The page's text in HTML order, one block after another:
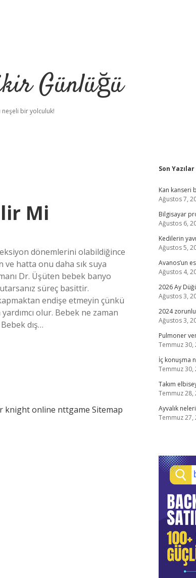
Günlüğü
neşeli bir yolculuk!
Mi
dönemlerini olabildiğince
ve hatta onu daha sık suya
Dr. Üşüten bebek banyo
süreç basittir.
endişe etmeyin çünkü
olur. Bebek ne zaman
dış…
knight online nttgame Sitemap
Son Yazılar
Kan kanseri
Ağustos 7,
Bilgisayar
Ağustos 6,
Kedilerin
Ağustos 5,
Avanos’un
Ağustos 4,
2026 Ay
Ağustos 3,
2024
Ağustos 3,
Pulmoner
Temmuz 30,
İç konuşma
Temmuz 30,
Takım
Temmuz 28,
Ayvalık
Temmuz 27,